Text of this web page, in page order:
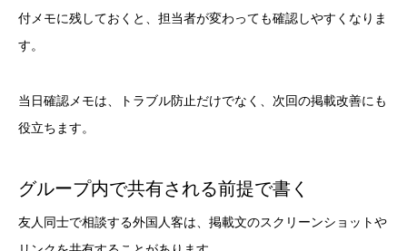
付メモに残しておくと、担当者が変わっても確認しやすくなりま
す。
当日確認メモは、トラブル防止だけでなく、次回の掲載改善にも
役立ちます。
グループ内で共有される前提で書く
友人同士で相談する外国人客は、掲載文のスクリーンショットや